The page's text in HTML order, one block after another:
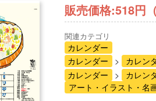
販売価格:518円
関連カテゴリ
カレンダー
カレンダー
カレン
カレンダー
カレン
アート・イラスト・名